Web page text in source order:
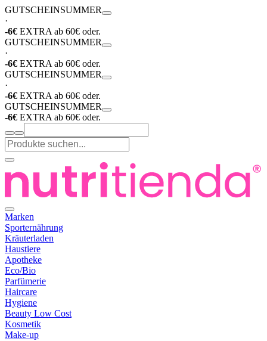
GUTSCHEINSUMMER
·
-6€ EXTRA ab 60€ oder.
GUTSCHEINSUMMER
·
-6€ EXTRA ab 60€ oder.
GUTSCHEINSUMMER
·
-6€ EXTRA ab 60€ oder.
GUTSCHEINSUMMER
-6€ EXTRA ab 60€ oder.
Marken
Sporternährung
Kräuterladen
Haustiere
Apotheke
Eco/Bio
Parfümerie
Haircare
Hygiene
Beauty Low Cost
Kosmetik
Make-up